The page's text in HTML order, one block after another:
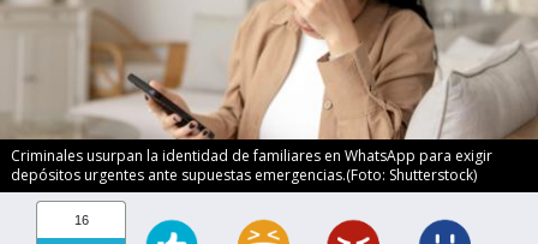
Criminales usurpan la identidad de familiares en WhatsApp para exigir
depósitos urgentes ante supuestas emergencias.(Foto: Shutterstock)
16